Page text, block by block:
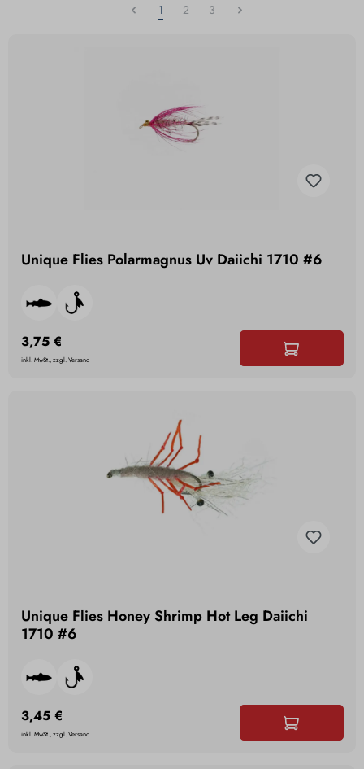
1 2 3
Unique Flies Polarmagnus Uv Daiichi 1710 #6
3,75 €
inkl. MwSt., zzgl. Versand
Unique Flies Honey Shrimp Hot Leg Daiichi
1710 #6
3,45 €
inkl. MwSt., zzgl. Versand